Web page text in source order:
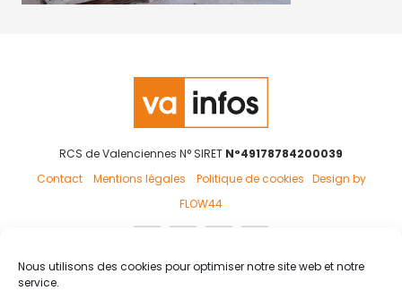
Nous utilisons des cookies pour optimiser notre site web et notre
service.
RCS de Valenciennes N° SIRET N°49178784200039
Contact
Mentions légales Politique de cookies Design by
FLOW44